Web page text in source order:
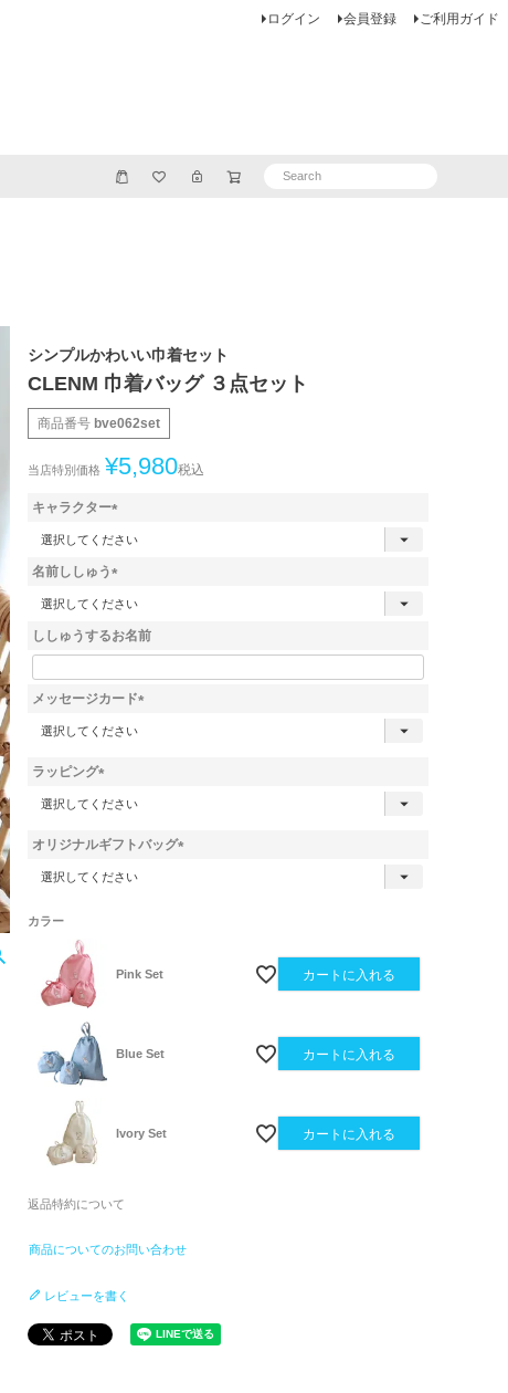
ログイン 会員登録 ご利用ガイド
シンプルかわいい巾着セット
CLENM 巾着バッグ ３点セット
商品番号 bve062set
当店特別価格 ¥5,980税込
キャラクター
(
須
名前ししゅう
(
須
)
ししゅうするお名前
メッセージカード
ラッピング
須
オリジナルギフトバッグ
カラー
Pink Set カートに入れる
Blue Set カートに入れる
Ivory Set カートに入れる
返品特約について
商品についてのお問い合わせ
レビューを書く